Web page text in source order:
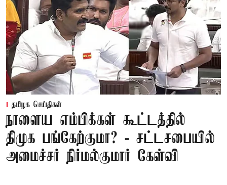
தமிழக செய்திகள்
நாளைய எம்பிக்கள் கூட்டத்தில்
திமுக பங்கேற்குமா? - சட்டசபையில்
அமைச்சர் நிர்மல்குமார் கேள்வி